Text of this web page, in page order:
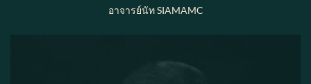
อาจารย์นัท SIAMAMC